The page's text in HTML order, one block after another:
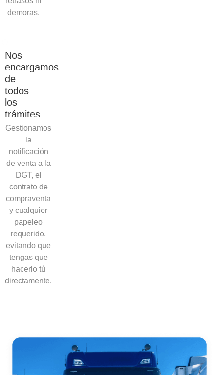
demoras.
Nos
encargamos
de
todos
los
trámites
Gestionamos
la
notificación
de venta a la
DGT, el
contrato de
compraventa
y cualquier
papeleo
requerido,
evitando que
tengas que
hacerlo tú
directamente.